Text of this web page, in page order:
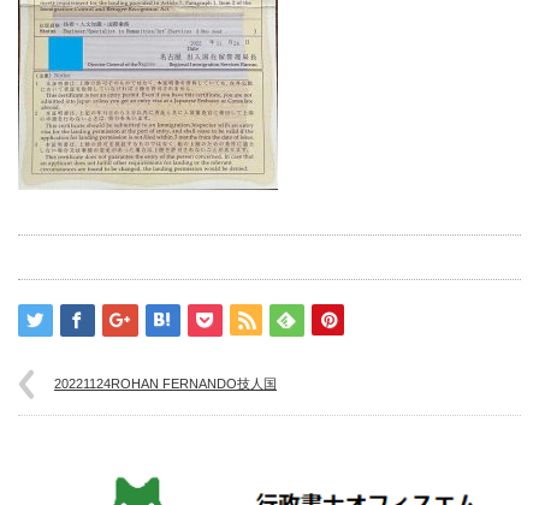
20221124ROHAN FERNANDO技人国